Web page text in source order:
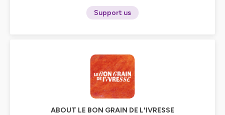
Support us
ABOUT LE BON GRAIN DE L'IVRESSE